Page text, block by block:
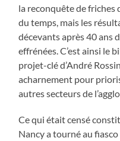
la reconquête de friches
du temps, mais les
décevants après 40 ans
effrénées. C’est ainsi le
projet-clé d’André
acharnement pour
autres secteurs de
Ce qui était censé
Nancy a tourné au